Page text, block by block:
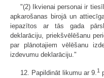
"(2) Ikvienai personai ir
apkarošanas birojā un
iepazītos ar tās gada
deklarāciju, priekšvēlēšanu
par plānotajiem vēlēšanu
izdevumu deklarāciju."
12. Papildināt likumu ar 9. 1